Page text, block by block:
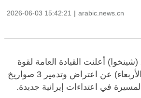
2026-06-03 15:42:21 | arabic.news.cn
المنامة 3 يونيو 2026 (شينخوا) أعلنت القيادة العامة لقوة
دفاع البحرين اليوم (الأربعاء) عن اعتراض وتدمير 3 صواريخ
في اعتداءات إيرانية جديدة.